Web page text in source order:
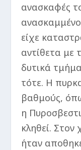
ανασκαφές
είχε
αντίθετα με
δυτικά
τότε. Η
βαθμούς,
η
κληθεί.
ήταν